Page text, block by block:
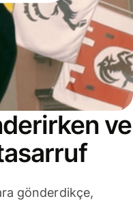
ve
gönderdikçe,